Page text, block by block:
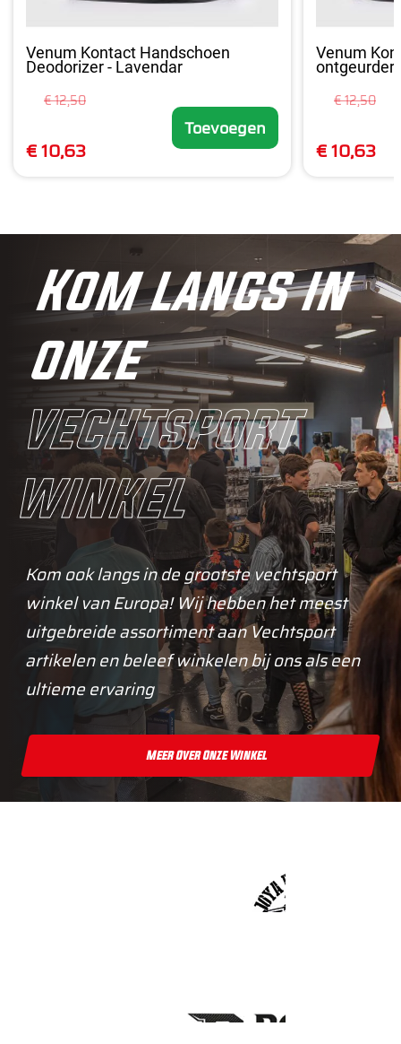
Venum Kontact Handschoen
Deodorizer - Lavendar
€ 12,50
€ 10,63
Toevoegen
Venum
ontgeurder
€ 12,50
€ 10,63
Kom langs in
onze
vechtsport
winkel
Kom ook langs in de grootste vechtsport
winkel van Europa! Wij hebben het meest
uitgebreide assortiment aan Vechtsport
artikelen en beleef winkelen bij ons als een
ultieme ervaring
Meer Over Onze Winkel